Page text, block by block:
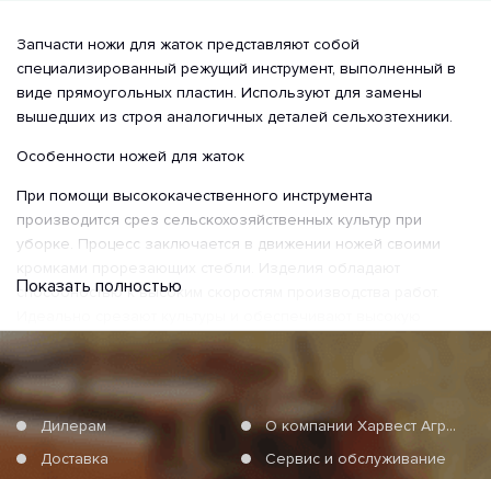
Запчасти ножи для жаток представляют собой
специализированный режущий инструмент, выполненный в
виде прямоугольных пластин. Используют для замены
вышедших из строя аналогичных деталей сельхозтехники.
Особенности ножей для жаток
При помощи высококачественного инструмента
производится срез сельскохозяйственных культур при
уборке. Процесс заключается в движении ножей своими
способностью к высоким скоростям производства работ.
производительность жаток.
В каталоге представлены ножи для различных моделей
жаток Capello. Аграрии смогут приобрести следующие виды
режущих инструментов:
• с закалкой;
Показать полностью
Дилерам
О компании Харвест Агро Груп
Доставка
Сервис и обслуживание